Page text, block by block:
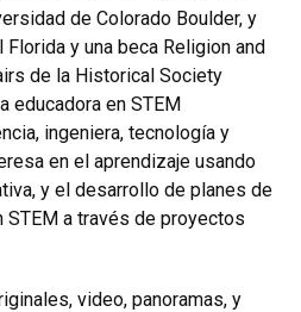
de Colorado Boulder, y
y una beca Religion and
de la Historical Society
educadora en STEM
ingeniera, tecnología y
en el aprendizaje usando
y el desarrollo de planes de
a través de proyectos
video, panoramas, y